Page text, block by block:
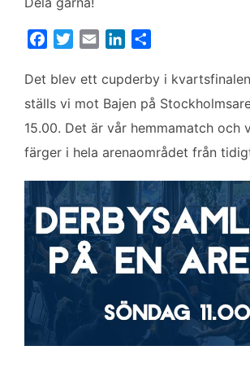
c
e
o
o
i
t
e
r
a
n
k
d
I
l
a
Det blev ett cupderby i
ställs vi mot Bajen på
15.00. Det är vår hemmamatch och
färger i hela arenaområdet från